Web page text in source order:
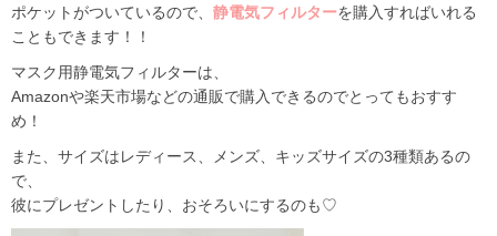
ポケットがついているので、 静電気フィルターを購入すればいれる
こともできます！！
マスク用静電気フィルターは、
Amazonや楽天市場などの通販で購入できるのでとってもおすす
め！
また、サイズはレディース、メンズ、キッズサイズの3種類あるの
で、
彼にプレゼントしたり、おそろいにするのも♡